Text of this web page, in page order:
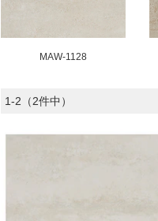
MAW-1128
1-2（2件中）